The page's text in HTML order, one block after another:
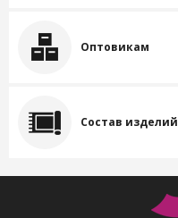
Оптовикам
Состав изделий